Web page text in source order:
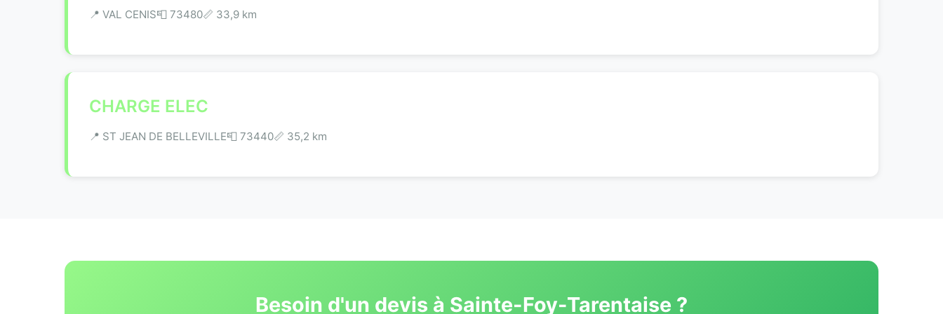
📍 VAL CENIS📮 73480📏 33,9 km
CHARGE ELEC
📍 ST JEAN DE BELLEVILLE📮 73440📏 35,2 km
Besoin d'un devis à Sainte-Foy-Tarentaise ?